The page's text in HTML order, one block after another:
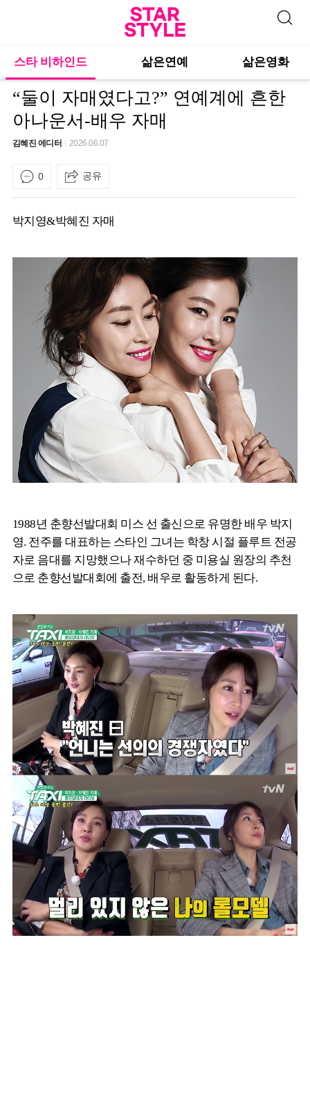
스타 비하인드 삶은연예 삶은영화
“둘이 자매였다고?” 연예계에 흔한
아나운서-배우 자매
김혜진 에디터 2026.06.07
0 공유
박지영&박혜진 자매
1988년 춘향선발대회 미스 선 출신으로 유명한 배우 박지
영. 전주를 대표하는 스타인 그녀는 학창 시절 플루트 전공
자로 음대를 지망했으나 재수하던 중 미용실 원장의 추천
으로 춘향선발대회에 출전, 배우로 활동하게 된다.